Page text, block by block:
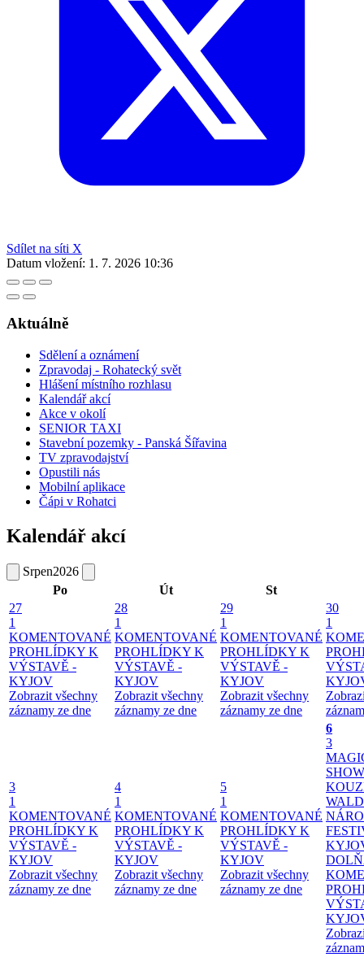
Sdílet na síti X
Datum vložení: 1. 7. 2026 10:36
Aktuálně
Sdělení a oznámení
Zpravodaj - Rohatecký svět
Hlášení místního rozhlasu
Kalendář akcí
Akce v okolí
SENIOR TAXI
Stavební pozemky - Panská Šířavina
TV zpravodajství
Opustili nás
Mobilní aplikace
Čápi v Rohatci
Kalendář akcí
Srpen2026
Po
Út
St
27
1
KOMENTOVANÉ
PROHLÍDKY K
VÝSTAVĚ -
KYJOV
Zobrazit všechny
záznamy ze dne
28
1
KOMENTOVANÉ
PROHLÍDKY K
VÝSTAVĚ -
KYJOV
Zobrazit všechny
záznamy ze dne
29
1
KOMENTOVANÉ
PROHLÍDKY K
VÝSTAVĚ -
KYJOV
Zobrazit všechny
záznamy ze dne
30
1
3
1
KOMENTOVANÉ
PROHLÍDKY K
VÝSTAVĚ -
KYJOV
Zobrazit všechny
záznamy ze dne
4
1
KOMENTOVANÉ
PROHLÍDKY K
VÝSTAVĚ -
KYJOV
Zobrazit všechny
záznamy ze dne
5
1
KOMENTOVANÉ
PROHLÍDKY K
VÝSTAVĚ -
KYJOV
Zobrazit všechny
záznamy ze dne
6
3